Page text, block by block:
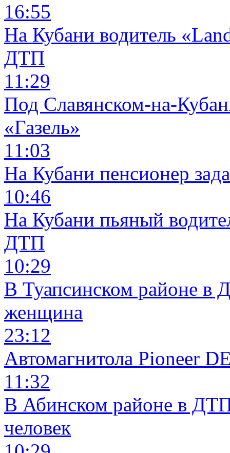
16:55
На Кубани водитель
ДТП
11:29
Под Славянском-на-
«Газель»
11:03
На Кубани пенсионер
10:46
На Кубани пьяный
ДТП
10:29
В Туапсинском районе в
женщина
23:12
Автомагнитола Pioneer
11:32
В Абинском районе в
человек